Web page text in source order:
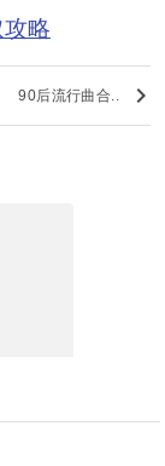
略
90后流行曲合.. keyboard_arrow_right